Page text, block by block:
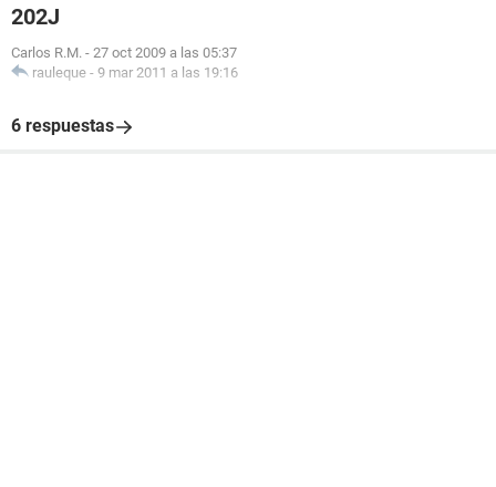
202J
Carlos R.M. - 27 oct 2009 a las 05:37
rauleque - 9 mar 2011 a las 19:16
6 respuestas